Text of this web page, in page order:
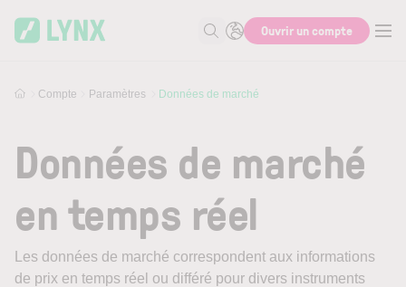
RechercheOuvrir un compte
Compte Paramètres Données de marché
Données de marché
en temps réel
Les données de marché correspondent aux informations
de prix en temps réel ou différé pour divers instruments